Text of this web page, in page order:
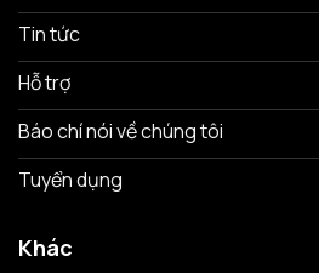
Tin tức
Hỗ trợ
Báo chí nói về chúng tôi
Tuyển dụng
Khác